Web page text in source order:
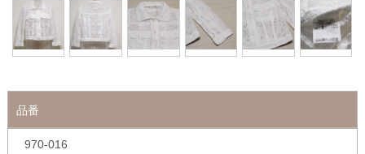
品番
970-016